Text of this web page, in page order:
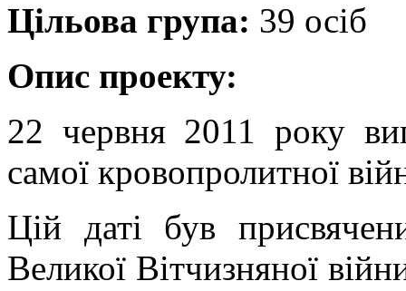
Цільова група: 39 осіб
Опис проекту:
22 червня 2011 року
самої кровопролитної
Цій даті був
Великої Вітчизняної